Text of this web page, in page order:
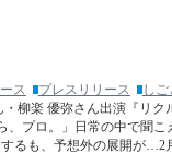
ス プレスリリース
しご
・柳楽 優弥さん出演『リク
、プロ。」日常の中で聞
るも、予想外の展開が…2